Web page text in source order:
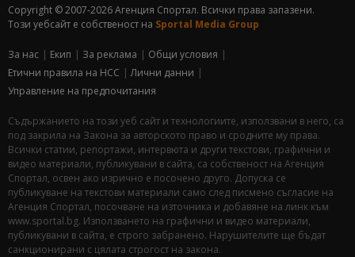
Copyright © 2007-2026 Агенция Спортал. Всички права запазени.
Този уебсайт е собственост на Sportal Media Group
За нас Екип За рекламa
Общи условия
Етични правила на НСС
Лични данни
Управление на предпочитания
Съдържанието на този уеб сайт и технологиите, използвани в него, са
под закрила на Закона за авторското право и сродните му права.
Всички статии, репортажи, интервюта и други текстови, графични и
видео материали, публикувани в сайта, са собственост на Агенция
Спортал, освен ако изрично е посочено друго. Допуска се
публикуване на текстови материали само след писмено съгласие на
Агенция Спортал, посочване на източника и добавяне на линк към
www.sportal.bg. Използването на графични и видео материали,
публикувани в сайта, е строго забранено. Нарушителите ще бъдат
санкционирани с цялата строгост на закона.